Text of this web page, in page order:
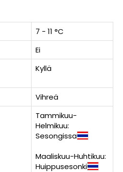
7 - 11 °C
Ei
Kyllä
Vihreä
Tammikuu-
Helmikuu:
Sesongissa
Maaliskuu-Huhtikuu:
Huippusesonki